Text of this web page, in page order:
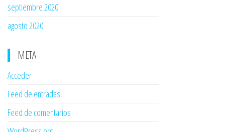
septiembre 2020
agosto 2020
META
Acceder
Feed de entradas
Feed de comentarios